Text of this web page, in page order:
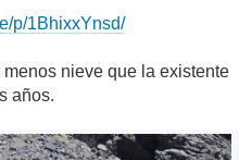
p/1BhixxYnsd/
nieve que la existente
años.